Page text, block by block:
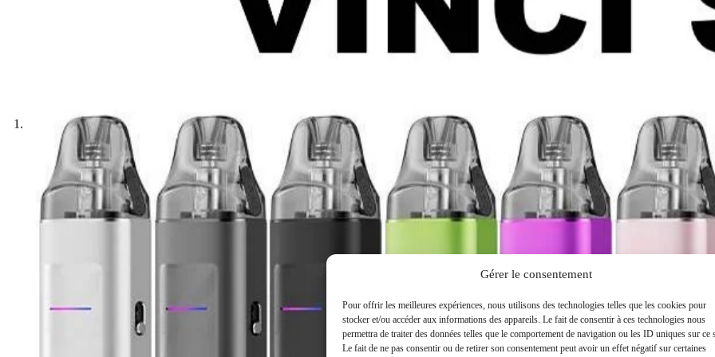
Gérer le consentement
Pour offrir les meilleures expériences, nous utilisons des technologies telles que les cookies pour
stocker et/ou accéder aux informations des appareils. Le fait de consentir à ces technologies nous
permettra de traiter des données telles que le comportement de navigation ou les ID uniques sur ce
Le fait de ne pas consentir ou de retirer son consentement peut avoir un effet négatif sur certaines